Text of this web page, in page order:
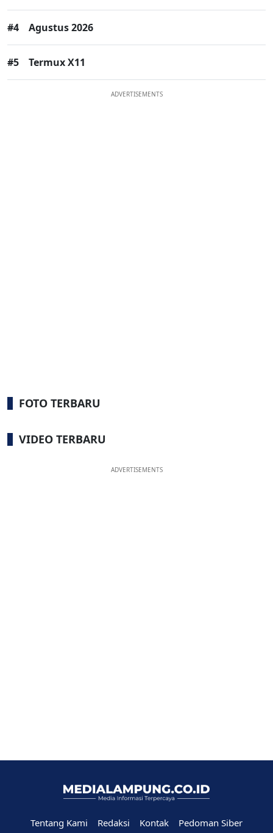
#4 Agustus 2026
#5 Termux X11
ADVERTISEMENTS
FOTO TERBARU
VIDEO TERBARU
ADVERTISEMENTS
Tentang Kami Redaksi Kontak Pedoman Siber